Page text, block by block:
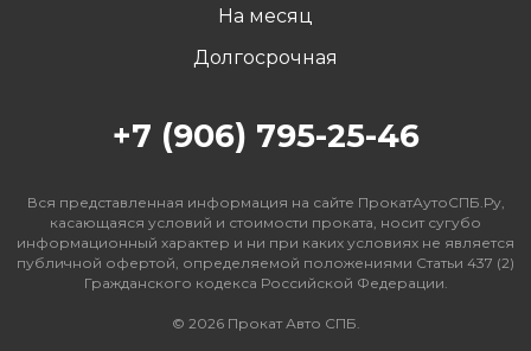
Hа месяц
Долгосрочная
+7 (906) 795-25-46
Вся представленная информация на сайте ПрокатАутоСПБ.Ру,
касающаяся условий и стоимости проката, носит сугубо
информационный характер и ни при каких условиях не является
публичной офертой, определяемой положениями Статьи 437 (2)
Гражданского кодекса Российской Федерации.
© 2026 Прокат Авто СПБ.